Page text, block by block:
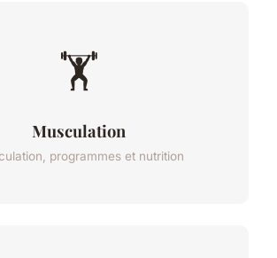
🏋️
Musculation
programmes et nutrition